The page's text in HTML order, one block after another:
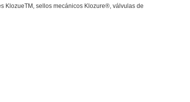
KlozueTM, sellos mecánicos Klozure®, válvulas de